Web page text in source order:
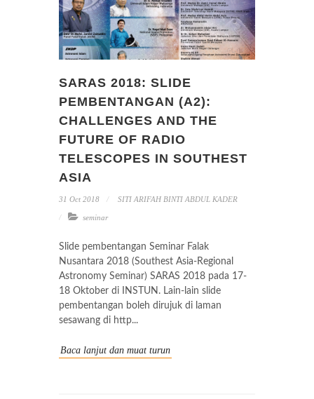
SARAS 2018: SLIDE
PEMBENTANGAN (A2):
CHALLENGES AND THE
FUTURE OF RADIO
TELESCOPES IN SOUTHEST
ASIA
31 Oct 2018 SITI ARIFAH BINTI ABDUL KADER
seminar
Slide pembentangan Seminar Falak
Nusantara 2018 (Southest Asia-Regional
Astronomy Seminar) SARAS 2018 pada 17-
18 Oktober di INSTUN. Lain-lain slide
pembentangan boleh dirujuk di laman
sesawang di http...
Baca lanjut dan muat turun